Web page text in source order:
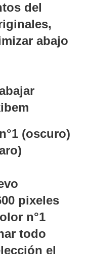
del
abajo
(oscuro)
pixeles
n°1
todo
el